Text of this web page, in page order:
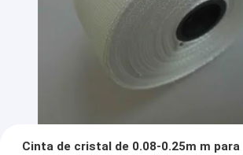
Cinta de cristal de 0.08-0.25m m para